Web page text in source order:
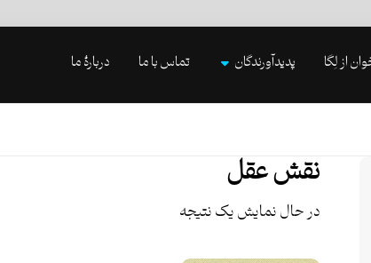
از لِگا پدیدآورندگان تماس با ما دربارۀ ما
نقش عقل
در حال نمایش یک نتیجه